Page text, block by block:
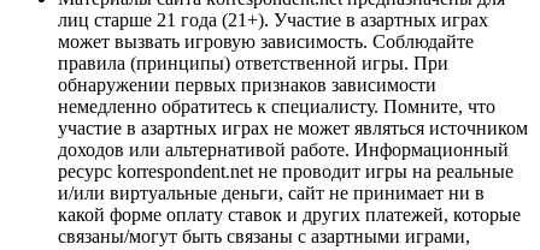
лиц старше 21 года (21+). Участие в азартных играх
может вызвать игровую зависимость. Соблюдайте
правила (принципы) ответственной игры. При
обнаружении первых признаков зависимости
немедленно обратитесь к специалисту. Помните, что
участие в азартных играх не может являться источником
доходов или альтернативой работе. Информационный
ресурс korrespondent.net не проводит игры на реальные
и/или виртуальные деньги, сайт не принимает ни в
какой форме оплату ставок и других платежей, которые
связаны/могут быть связаны с азартными играми,